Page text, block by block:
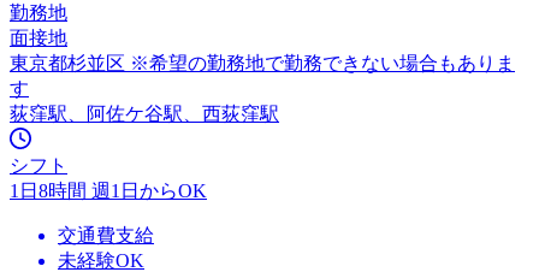
勤務地
面接地
東京都杉並区 ※希望の勤務地で勤務できない場合もありま
す
荻窪駅、阿佐ケ谷駅、西荻窪駅
シフト
1日8時間 週1日からOK
交通費支給
未経験OK